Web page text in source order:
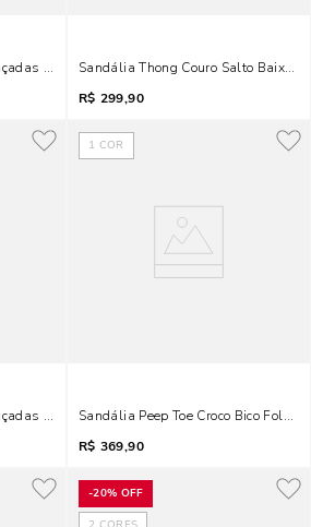
Couro Camurça Preta
Sandália Thong Couro Salto Baixo
R$ 299,90
Couro Camurça Marrom
1 COR
Sandália Peep Toe Croco Bico Folha
R$ 369,90
-20% OFF